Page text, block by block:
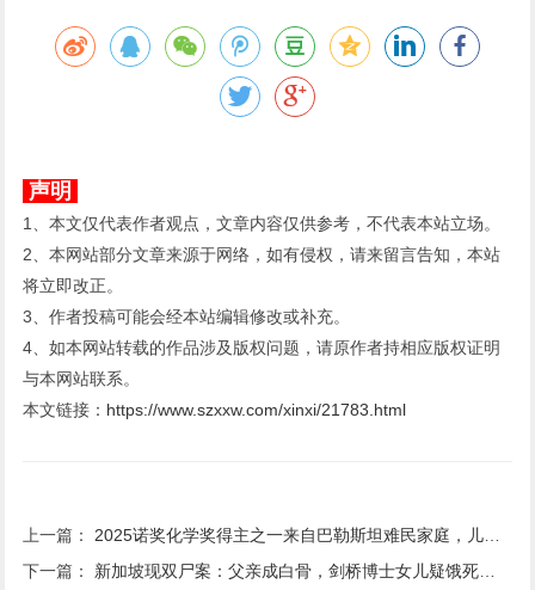
声明
1、本文仅代表作者观点，文章内容仅供参考，不代表本站立场。
2、本网站部分文章来源于网络，如有侵权，请来留言告知，本站
将立即改正。
3、作者投稿可能会经本站编辑修改或补充。
4、如本网站转载的作品涉及版权问题，请原作者持相应版权证明
与本网站联系。
本文链接： https://www.szxxw.com/xinxi/21783.html
上一篇：2025诺奖化学奖得主之一来自巴勒斯坦难民家庭，儿时和8个兄弟姐妹住同一房间
下一篇： 新加坡现双尸案：父亲成白骨，剑桥博士女儿疑饿死，一家来自东北